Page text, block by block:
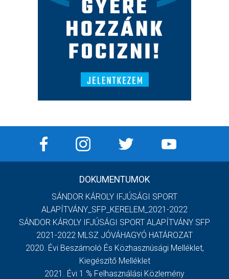
DOKUMENTUMOK
SÁNDOR KÁROLY IFJÚSÁGI SPORT
ALAPÍTVÁNY_SFP_KERELEM_2021-2022
SÁNDOR KÁROLY IFJÚSÁGI SPORT ALAPÍTVÁNY SFP
2021-2022 MLSZ JÓVÁHAGYÓ HATÁROZAT
2020. Évi Beszámoló És Közhasznúsági Melléklet,
Kiegészítő Melléklet
2021. Évi 1 % Felhasználási Közlemény